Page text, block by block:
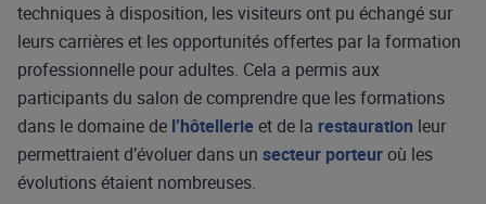
techniques à disposition, les visiteurs ont pu échangé sur
leurs carrières et les opportunités offertes par la formation
professionnelle pour adultes. Cela a permis aux
participants du salon de comprendre que les formations
dans le domaine de l’hôtellerieet de la restauration leur
permettraient d’évoluer dans un secteur porteuroù les
évolutions étaient nombreuses.